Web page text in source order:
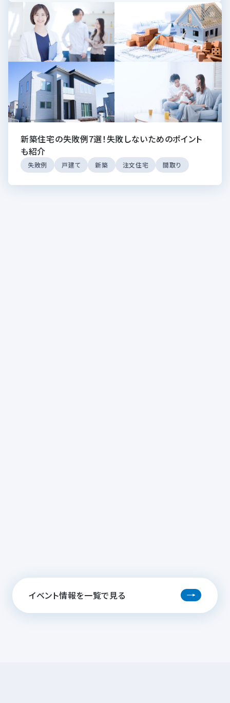
新築住宅の失敗例7選！失敗しないためのポイント
も紹介
失敗例 戸建て 新築 注文住宅 間取り
イベント情報を一覧で見る